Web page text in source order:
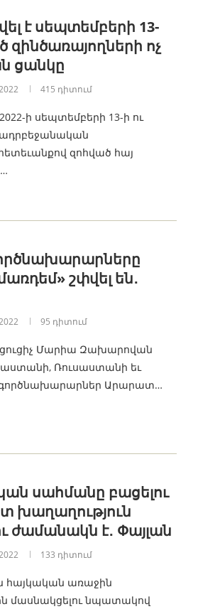
է սեպտեմբերի 13-
զինծառայողների ոչ
ցանկը
415 դիտում
ի սեպտեմբերի 13-ի ու
ադրբեջանական
զոհված հայ
շփվել են․
95 դիտում
Մարիա Զախարովան
Ռուսաստանի եւ
Արարատ…
սահմանը բացելու
խաղաղություն
ժամանակն է․ Փայլան
133 դիտում
հայկական առաջին
մասնակցելու նպատակով